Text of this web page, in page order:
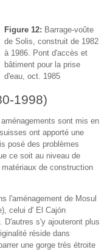
Figure 12: Barrage-voûte
de Solis, construit de 1982
à 1986. Pont d'accès et
bâtiment pour la prise
d'eau, oct. 1985
1998)
sont mis en
ont apporté une
posé des problèmes
ce soit au niveau de
de construction
l'aménagement de Mosul
celui d' El Cajón
D'autres s'y ajouteront plus
réside dans
une gorge très étroite